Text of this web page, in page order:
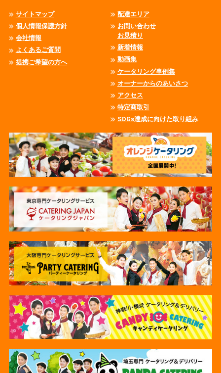
サイトマップ
個人情報保護方針
会社情報
よくあるご質問
提携ご希望の方へ
配達エリア
お問い合わせ
お見積り
新着情報
動画集
ケータリング事例集
オーナーからのあいさつ
アクセス
特定商取引
SDGs達成に向けた取り組み